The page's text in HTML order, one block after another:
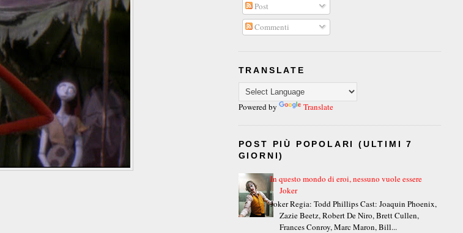
Post
Commenti
TRANSLATE
Powered by Translate
POST PIÙ POPOLARI (ULTIMI 7
GIORNI)
In questo mondo di eroi, nessuno vuole essere
Joker
Joker Regia: Todd Phillips Cast: Joaquin Phoenix,
Zazie Beetz, Robert De Niro, Brett Cullen,
Frances Conroy, Marc Maron, Bill...